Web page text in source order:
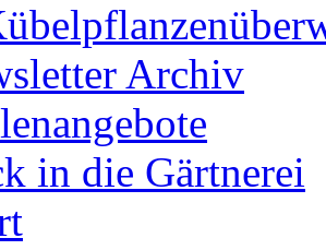
Archiv
in die Gärtnerei